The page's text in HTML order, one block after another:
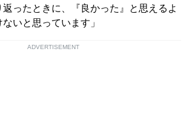
ったときに、『良かった』と思えるよ
いと思っています」
ADVERTISEMENT